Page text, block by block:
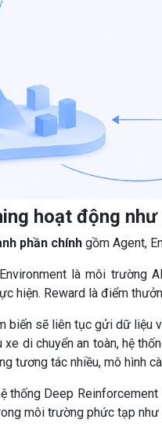
hoạt động như
phần chính gồm Agent,
là môi trường
hiện. Reward là điểm
biến sẽ liên tục gửi dữ liệu
di chuyển an toàn, hệ
tương tác nhiều, mô hình
thống Deep
môi trường phức tạp